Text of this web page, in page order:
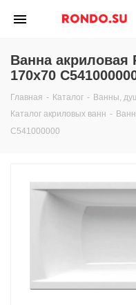
Ванна акриловая
170x70
Главная - Каталог - Ванны,
Каталог акриловых ванн -
C541000000